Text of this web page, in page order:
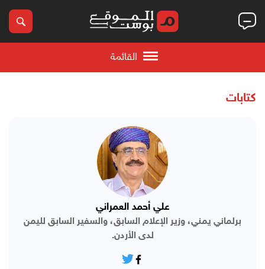
القائمة
كتابات
علي أحمد العمراني
برلماني يمني، وزير الإعلام السابق، والسفير السابق لليمن
لدى الأردن.